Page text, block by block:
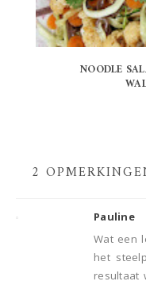
NOODLE
2
Pauline
Wat een
het
resultaat